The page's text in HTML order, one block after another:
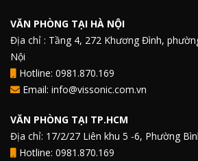
VĂN PHÒNG TẠI HÀ NỘI
Địa chỉ : Tầng 4, 272 Khương Đình,
Nội
Hotline: 0981.870.169
Email: info@vissonic.com.vn
VĂN PHÒNG TẠI TP.HCM
Địa chỉ: 17/2/27 Liên khu 5 -6, Phường
Hotline: 0981.870.169